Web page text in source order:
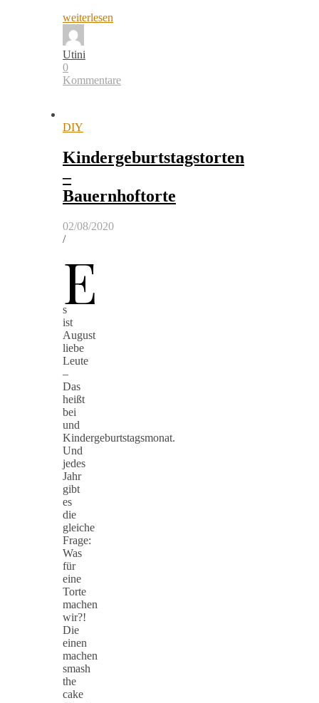
weiterlesen
Utini
0
Kommentare
DIY
Kindergeburtstagstorten
–
Bauernhoftorte
02/08/2020
/
E
s
ist
August
liebe
Leute
–
Das
heißt
bei
und
Kindergeburtstagsmonat.
Und
jedes
Jahr
gibt
es
die
gleiche
Frage:
Was
für
eine
Torte
machen
wir?!
Die
einen
machen
smash
the
cake